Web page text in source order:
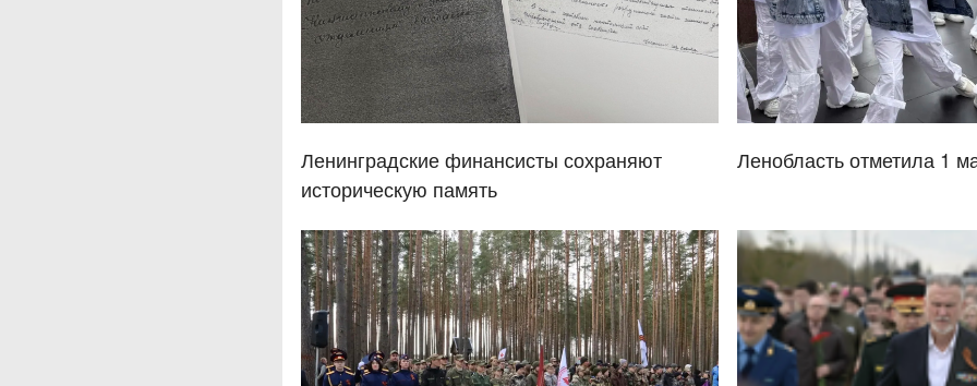
Ленинградские финансисты сохраняют
историческую память
Ленобласть отметила 1